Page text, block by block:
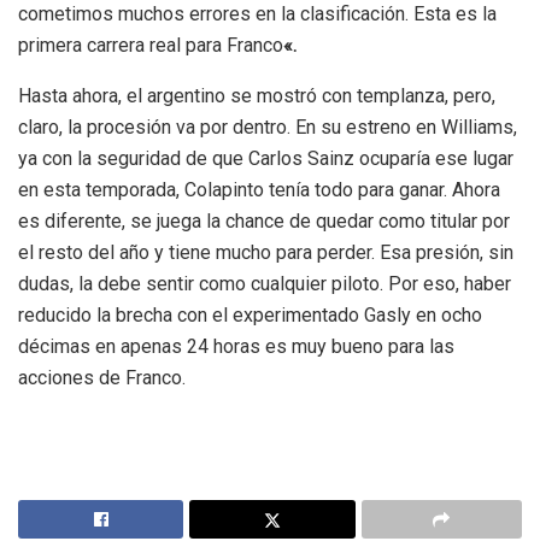
cometimos muchos errores en la clasificación. Esta es la
primera carrera real para Franco«.
Hasta ahora, el argentino se mostró con templanza, pero,
claro, la procesión va por dentro. En su estreno en Williams,
ya con la seguridad de que Carlos Sainz ocuparía ese lugar
en esta temporada, Colapinto tenía todo para ganar. Ahora
es diferente, se juega la chance de quedar como titular por
el resto del año y tiene mucho para perder. Esa presión, sin
dudas, la debe sentir como cualquier piloto. Por eso, haber
reducido la brecha con el experimentado Gasly en ocho
décimas en apenas 24 horas es muy bueno para las
acciones de Franco.